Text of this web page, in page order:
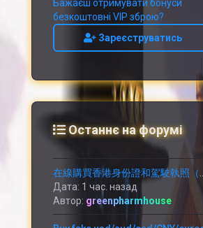
Бажаєш отримувати бонуси
безкоштовні VIP зброю?
Зареєструватись
Останнє на форумі
Дата: 1 час. назад
Автор: greenpharmhouse